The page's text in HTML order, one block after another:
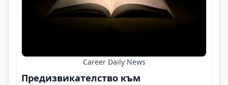
Career Daily News
Предизвикателство към